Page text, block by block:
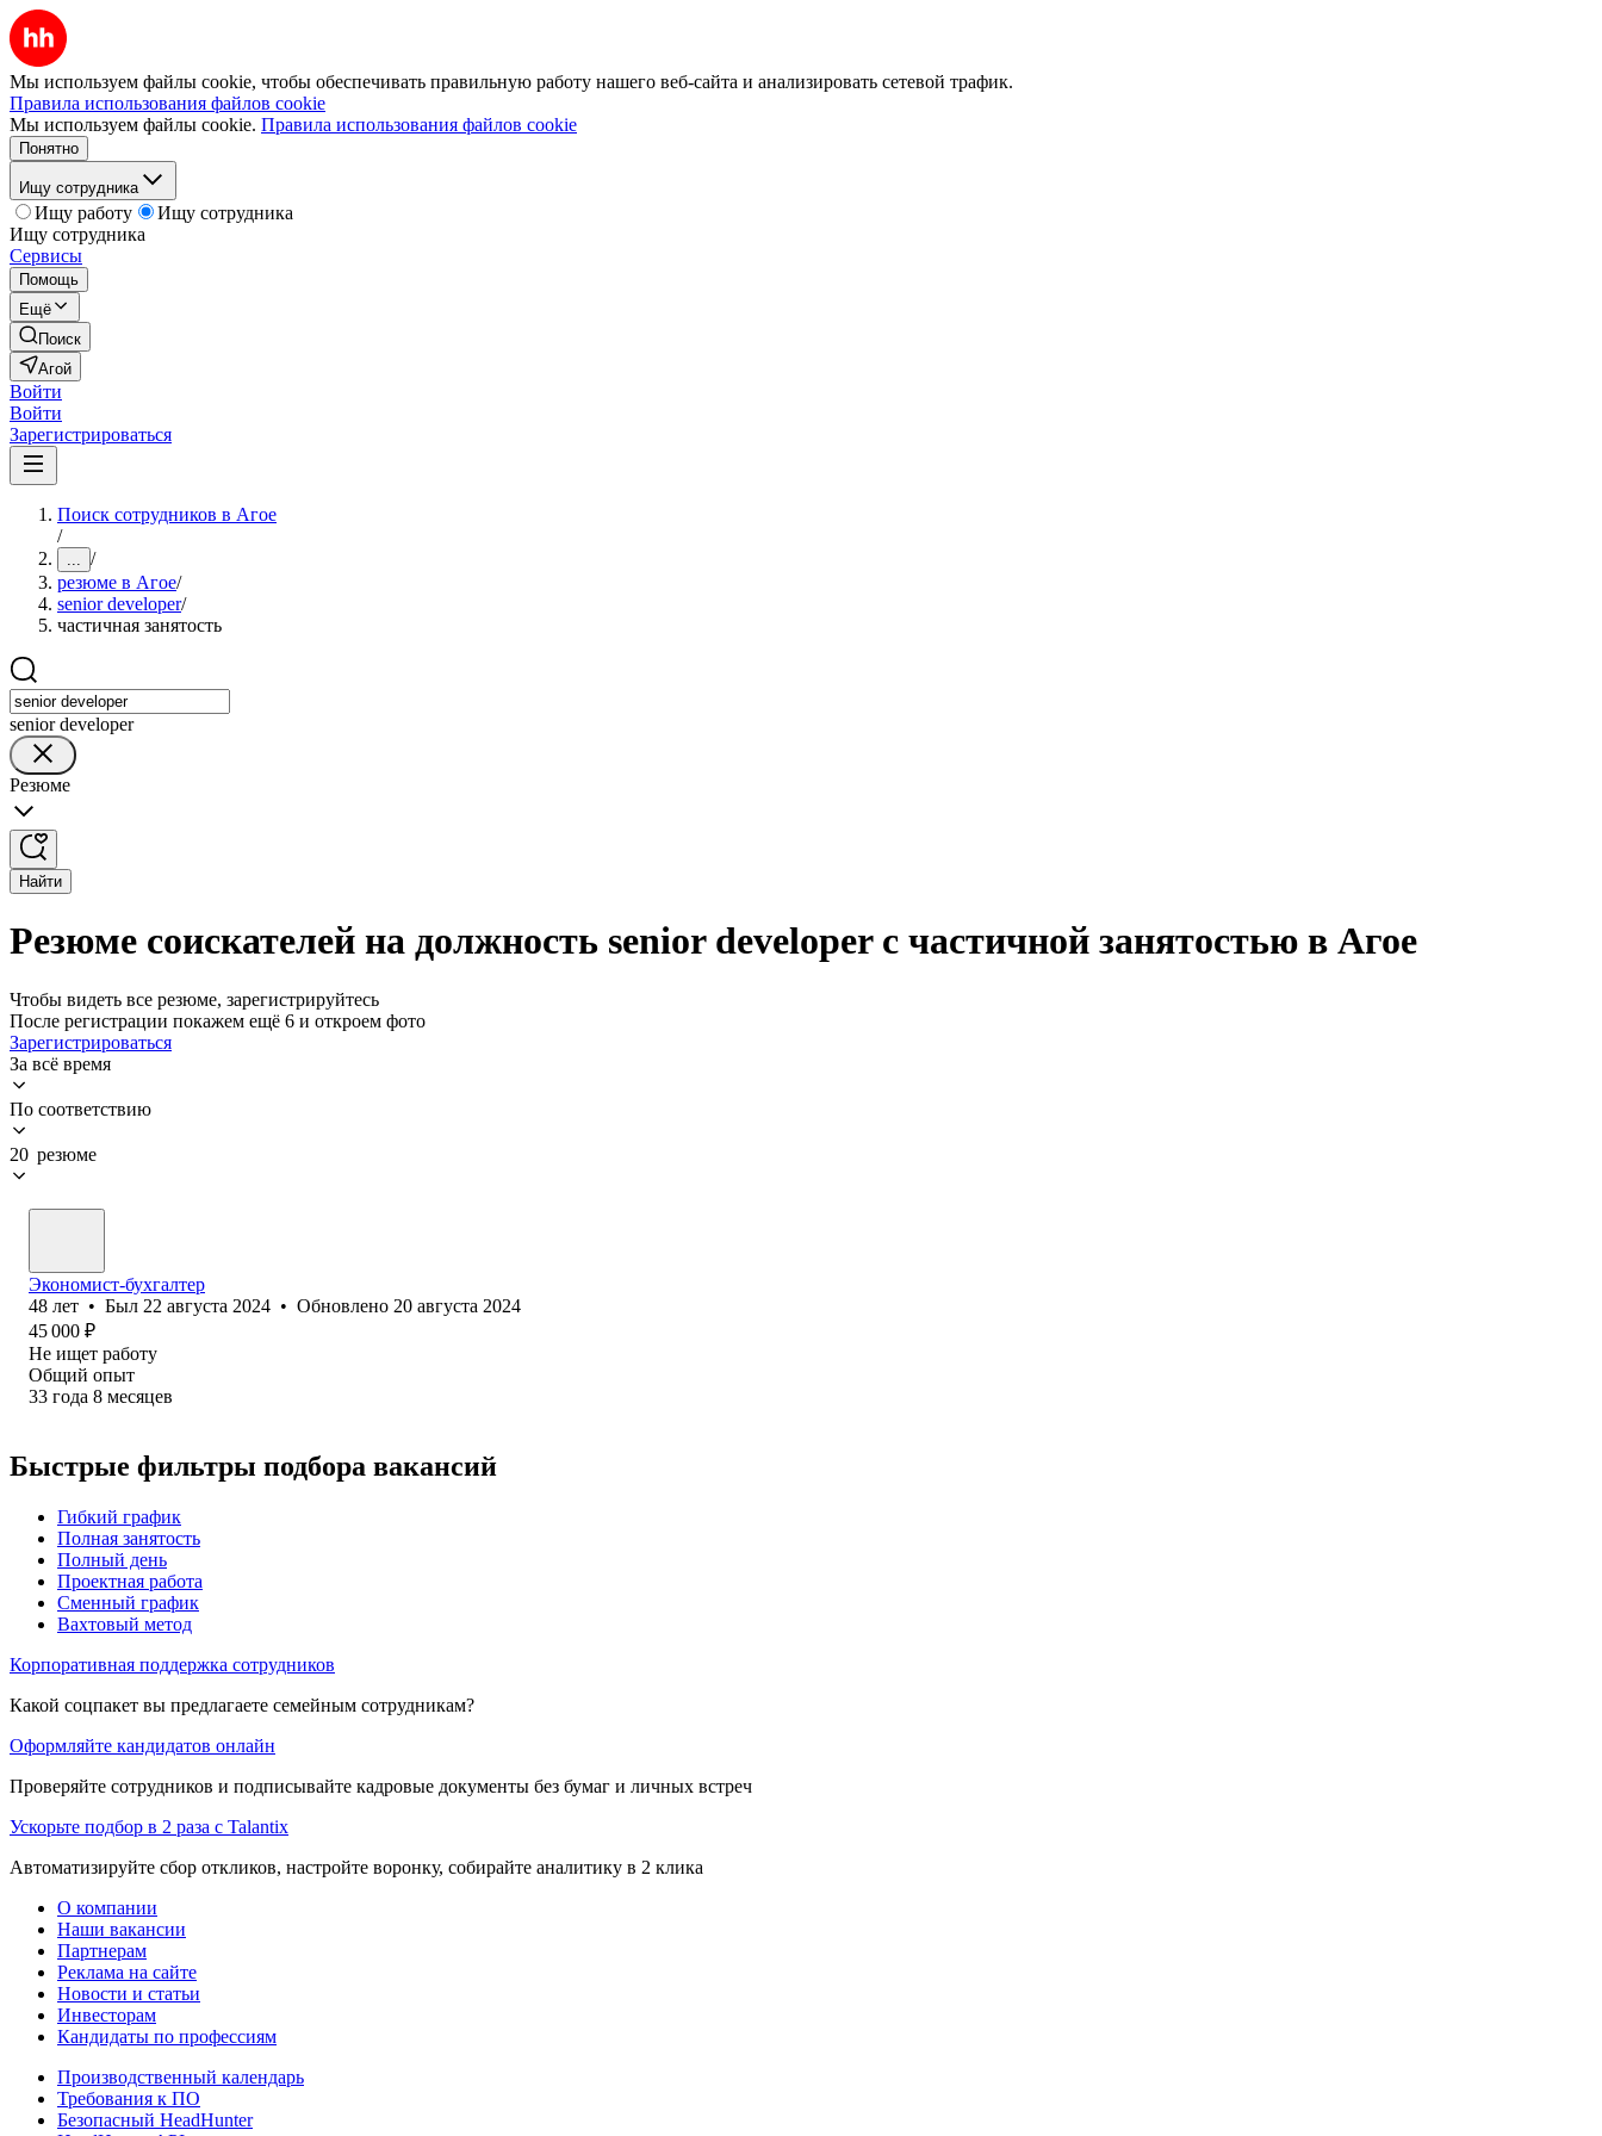
Мы используем файлы cookie, чтобы обеспечивать правильную работу нашего веб-сайта и анализировать сетевой трафик.
Правила использования файлов cookie
Мы используем файлы cookie. Правила использования файлов cookie
Понятно
Ищу сотрудника
Ищу работу
Ищу сотрудника
Ищу сотрудника
Сервисы
Помощь
Ещё
Поиск
Агой
Войти
Войти
Зарегистрироваться
Поиск сотрудников в Агое
/
... /
резюме в Агое/
senior developer/
частичная занятость
senior developer
Резюме
Найти
Резюме соискателей на должность senior developer с частичной занятостью в Агое
Чтобы видеть все резюме, зарегистрируйтесь
После регистрации покажем ещё 6 и откроем фото
Зарегистрироваться
За всё время
По соответствию
20 резюме
Экономист-бухгалтер
48 лет • Был 22 августа 2024 • Обновлено 20 августа 2024
45 000 ₽
Не ищет работу
Общий опыт
33 года 8 месяцев
Быстрые фильтры подбора вакансий
Гибкий график
Полная занятость
Полный день
Проектная работа
Сменный график
Вахтовый метод
Корпоративная поддержка сотрудников
Какой соцпакет вы предлагаете семейным сотрудникам?
Оформляйте кандидатов онлайн
Проверяйте сотрудников и подписывайте кадровые документы без бумаг и личных встреч
Ускорьте подбор в 2 раза с Talantix
Автоматизируйте сбор откликов, настройте воронку, собирайте аналитику в 2 клика
О компании
Наши вакансии
Партнерам
Реклама на сайте
Новости и статьи
Инвесторам
Кандидаты по профессиям
Производственный календарь
Требования к ПО
Безопасный HeadHunter